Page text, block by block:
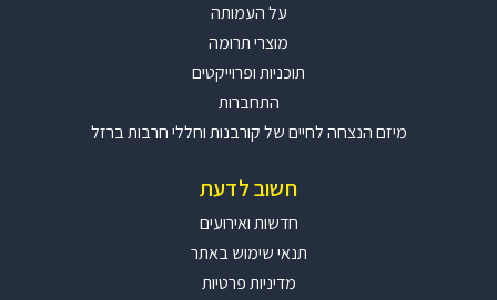
על העמותה
מוצרי תרומה
תוכניות ופרוייקטים
התחברות
מיזם הנצחה לחיים של קורבנות וחללי חרבות ברזל
חשוב לדעת
חדשות ואירועים
תנאי שימוש באתר
מדיניות פרטיות